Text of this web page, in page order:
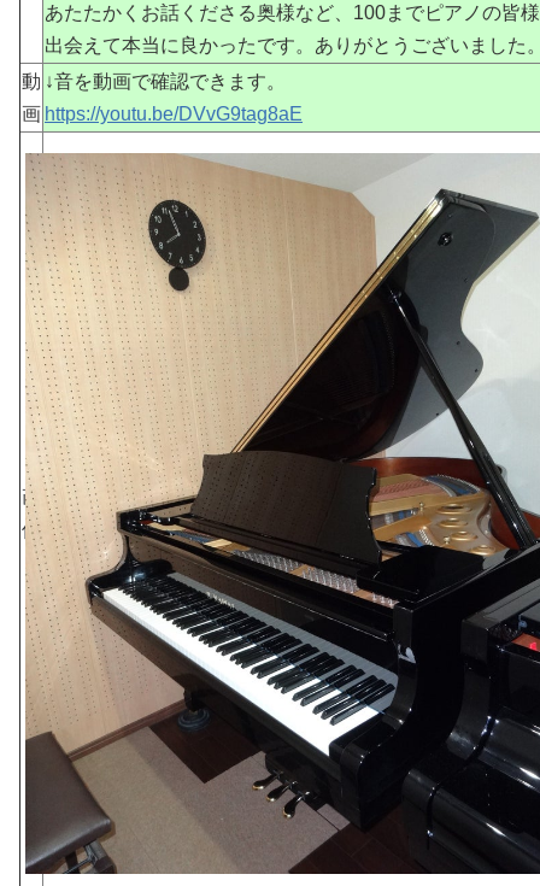
あたたかくお話くださる奥様など、100までピアノの皆
出会えて本当に良かったです。ありがとうございました
動
画
↓音を動画で確認できます。
https://youtu.be/DVvG9tag8aE
画
像